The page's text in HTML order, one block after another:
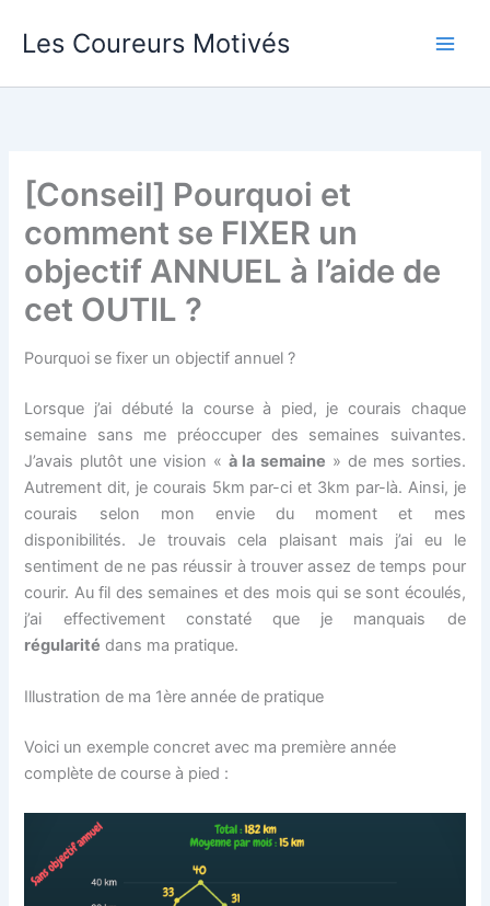
Les Coureurs Motivés
[Conseil] Pourquoi et
comment se FIXER un
objectif ANNUEL à l’aide de
cet OUTIL ?
Pourquoi se fixer un objectif annuel ?
Lorsque j’ai débuté la course à pied, je courais chaque
semaine sans me préoccuper des semaines suivantes.
J’avais plutôt une vision « à la semaine » de mes sorties.
Autrement dit, je courais 5km par-ci et 3km par-là. Ainsi, je
courais selon mon envie du moment et mes
disponibilités. Je trouvais cela plaisant mais j’ai eu le
sentiment de ne pas réussir à trouver assez de temps pour
courir. Au fil des semaines et des mois qui se sont écoulés,
j’ai effectivement constaté que je manquais de
régularité dans ma pratique.
Illustration de ma 1ère année de pratique
Voici un exemple concret avec ma première année
complète de course à pied :